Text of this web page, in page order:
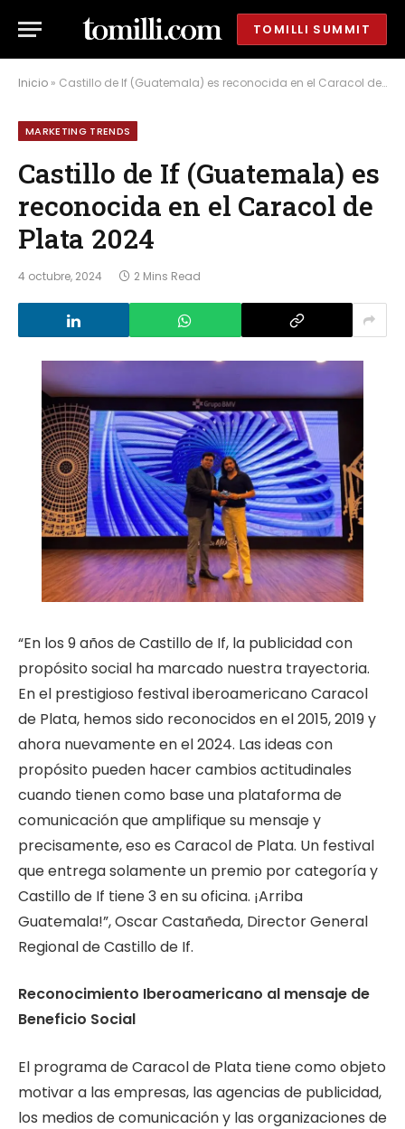
TOMILLI SUMMIT
Inicio » Castillo de If (Guatemala) es reconocida en el Caracol de Plata 2024
MARKETING TRENDS
Castillo de If (Guatemala) es
reconocida en el Caracol de
Plata 2024
4 octubre, 2024 2 Mins Read
“En los 9 años de Castillo de If, la publicidad con
propósito social ha marcado nuestra trayectoria.
En el prestigioso festival iberoamericano Caracol
de Plata, hemos sido reconocidos en el 2015, 2019 y
ahora nuevamente en el 2024. Las ideas con
propósito pueden hacer cambios actitudinales
cuando tienen como base una plataforma de
comunicación que amplifique su mensaje y
precisamente, eso es Caracol de Plata. Un festival
que entrega solamente un premio por categoría y
Castillo de If tiene 3 en su oficina. ¡Arriba
Guatemala!”, Oscar Castañeda, Director General
Regional de Castillo de If.
Reconocimiento Iberoamericano al mensaje de
Beneficio Social
El programa de Caracol de Plata tiene como objeto
motivar a las empresas, las agencias de publicidad,
los medios de comunicación y las organizaciones de